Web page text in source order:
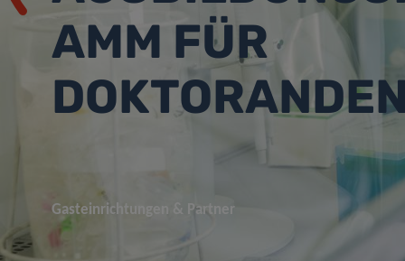
AMM FÜR
Gasteinrichtungen & Partner